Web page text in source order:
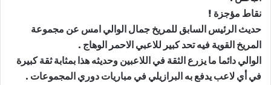
نقاط مؤجزة !
حديث الرئيس السابق للمريخ جمال الوالي امس عن مجموعة
المريخ القوية فيه تحد كبير للاعبي الاحمر الوهاج .
الوالي دائما ما يزرع الثقة في اللاعبين وحديثه هذا بمثابة ثقة كبيرة
في أي لاعب يدفع به البرازيلي في مباريات دوري المجموعات .